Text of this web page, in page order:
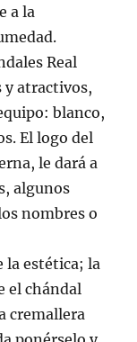
a la
Real
y atractivos,
blanco,
El logo del
le dará a
algunos
nombres o
la estética; la
el chándal
cremallera